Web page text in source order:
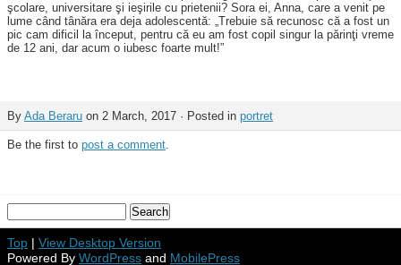
şcolare, universitare şi ieşirile cu prietenii? Sora ei, Anna, care a venit pe
lume când tânăra era deja adolescentă: „Trebuie să recunosc că a fost un
pic cam dificil la început, pentru că eu am fost copil singur la părinţi vreme
de 12 ani, dar acum o iubesc foarte mult!”
By Ada Beraru on 2 March, 2017 · Posted in portret
Be the first to post a comment.
Top | View Desktop Version
Powered By WordPress and MobilePress